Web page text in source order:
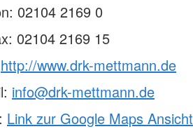
02104 2169 0
02104 2169 15
http://www.drk-mettmann.de
info@drk-mettmann.de
Link zur Google Maps Ansicht